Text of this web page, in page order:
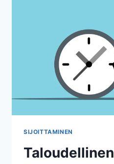
SIJOITTAMINEN
Taloudellinen